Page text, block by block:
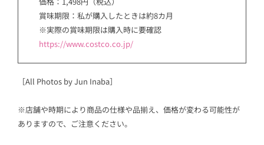
賞味期限：私が購入したときは約8カ月
※実際の賞味期限は購入時に要確認
https://www.costco.co.jp/
［All Photos by Jun Inaba］
※店舗や時期により商品の仕様や品揃え、価格が変わる可能性が
ありますので、ご注意ください。